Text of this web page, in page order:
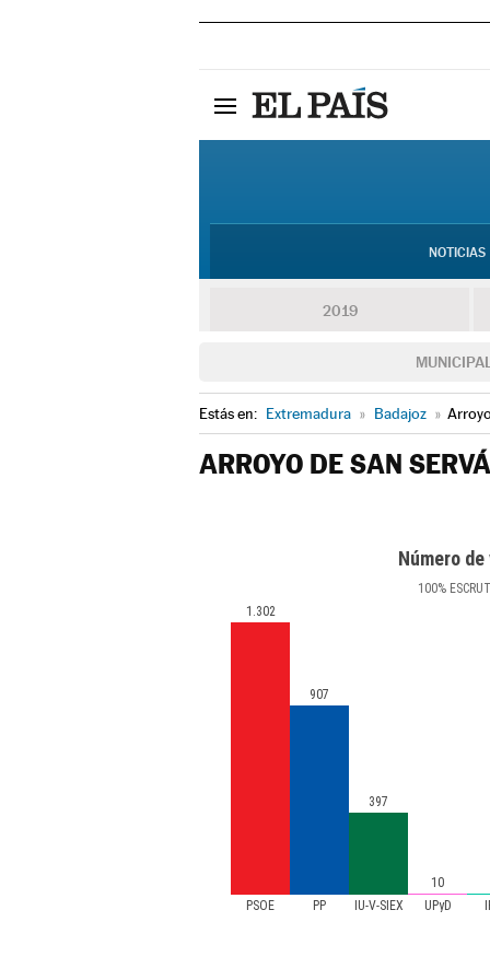
NOTICIAS
2019
Estás en: Extremadura » Badajoz »
ARROYO DE SAN
Número
100%
PSOE PP IU-V-SIEX UPyD
1.302
907
397
10